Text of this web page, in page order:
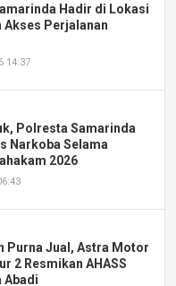
Hadir di Lokasi
Akses Perjalanan
14:37
Polresta Samarinda
Narkoba Selama
2026
Purna Jual, Astra Motor
2 Resmikan AHASS
Abadi